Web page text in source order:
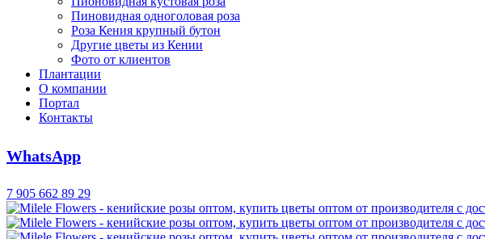
Пиновидная одноголовая роза
Роза Кения крупный бутон
Другие цветы из Кении
Фото от клиентов
Плантации
О компании
Портал
Контакты
WhatsApp
7 905 662 89 29